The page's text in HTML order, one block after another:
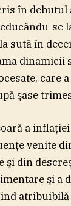
în debutul
se
sută în
dinamicii
care
şase
a
venite
şi din
şi a
atribuibilă